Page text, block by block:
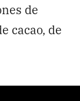
de
cacao, de